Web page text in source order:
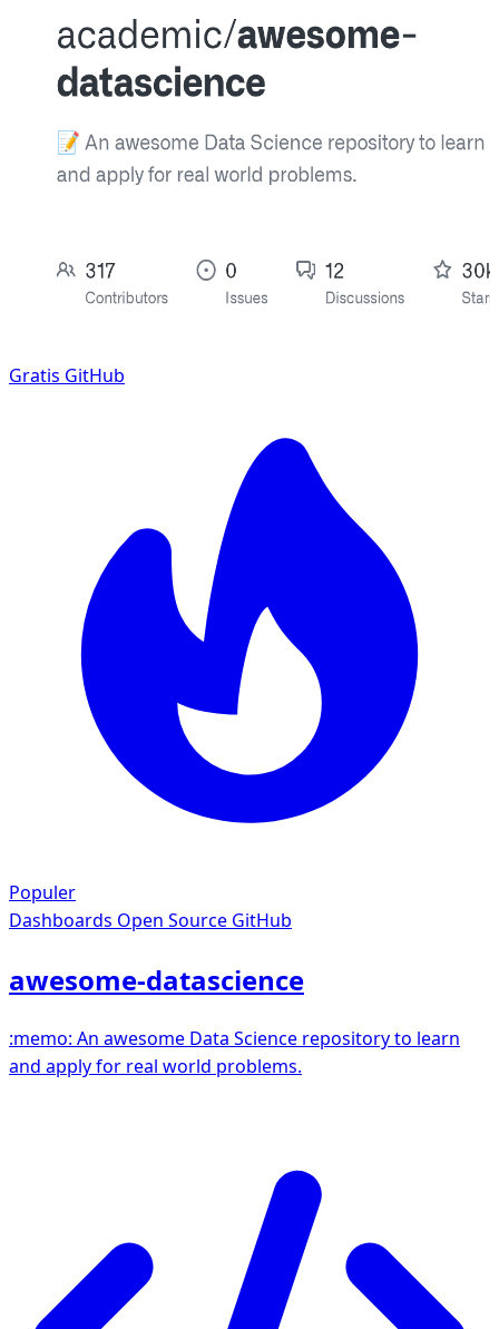
Gratis GitHub
Populer
Dashboards Open Source GitHub
awesome-datascience
:memo: An awesome Data Science repository to learn
and apply for real world problems.